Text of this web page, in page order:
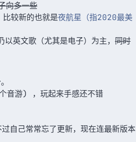
向多一些
比较新的也就是夜航星（指2020最美
文歌（尤其是电子）为主， 同时
音游) ，玩起来手感还不错
己常常忘了更新，现在连最新版本